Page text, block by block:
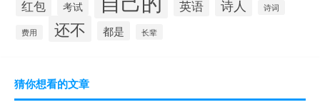
红包 考试 英语 诗人 诗词
费用 还不 都是 长辈
猜你想看的文章